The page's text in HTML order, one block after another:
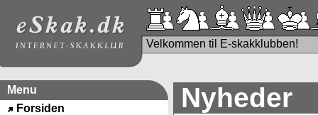
Velkommen til E-skakklubben!
Menu
Forsiden
Nyheder